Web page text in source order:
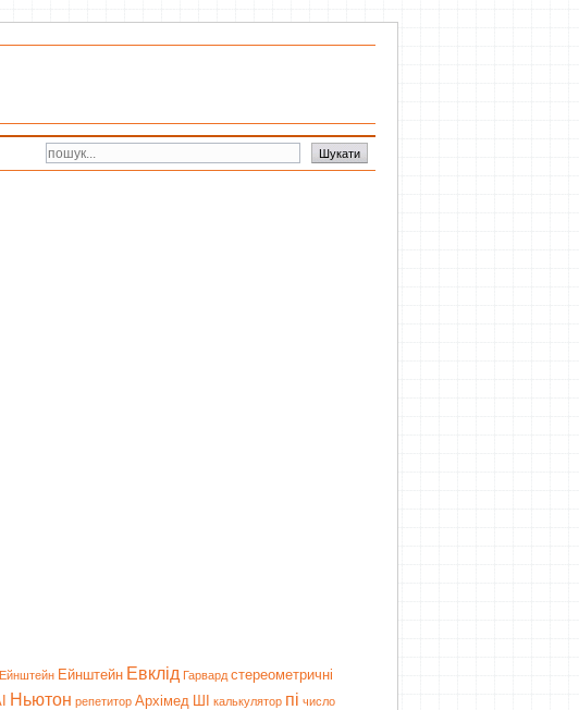
Ейнштейн Евклід Гарвард стереометричні
Ньютон репетитор Архімед ШІ калькулятор пі число